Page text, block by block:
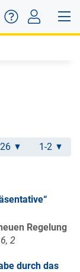
1-2
Regelung
2
durch das